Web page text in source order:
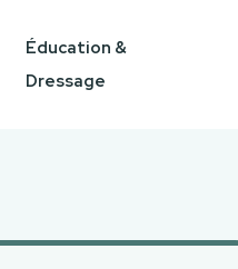
Éducation &
Dressage